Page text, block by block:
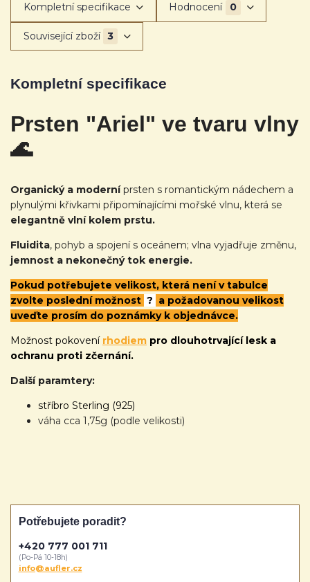
Kompletní specifikace Hodnocení 0
Související zboží 3
Kompletní specifikace
Prsten "Ariel" ve tvaru vlny
🌊
Organický a moderníprsten s romantickým nádechem a
plynulými křivkami připomínajícími mořské vlnu, která se
elegantně vlní kolem prstu.
Fluidita, pohyb a spojení s oceánem; vlna vyjadřuje změnu,
jemnost a nekonečný tok energie.
Pokud potřebujete velikost, která není v tabulce
zvolte poslední možnost ? a požadovanou velikost
uveďte prosím do poznámky k objednávce.
Možnost pokovení rhodiem pro dlouhotrvající lesk a
ochranu proti zčernání.
Další paramtery:
stříbro Sterling (925)
váha cca 1,75g (podle velikosti)
Potřebujete poradit?
+420 777 001 711
(Po-Pá 10-18h)
info@aufler.cz